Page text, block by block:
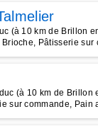
(à 10 km de Brillon
Pâtisserie sur
(à 10 km de Brillon
sur commande, Pain